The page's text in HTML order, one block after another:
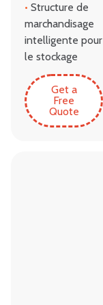
• Structure de
marchandisage
intelligente pour
le stockage
Get a
Free
Quote